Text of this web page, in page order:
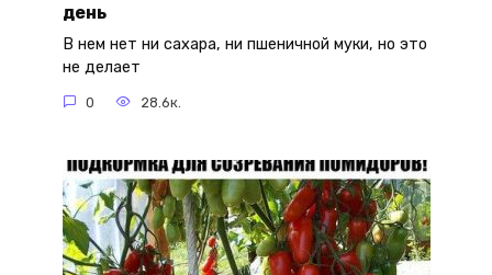
день
В нем нет ни сахара, ни пшеничной муки, но это
не делает
0 28.6к.